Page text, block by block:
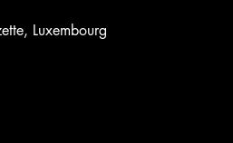
Luxembourg